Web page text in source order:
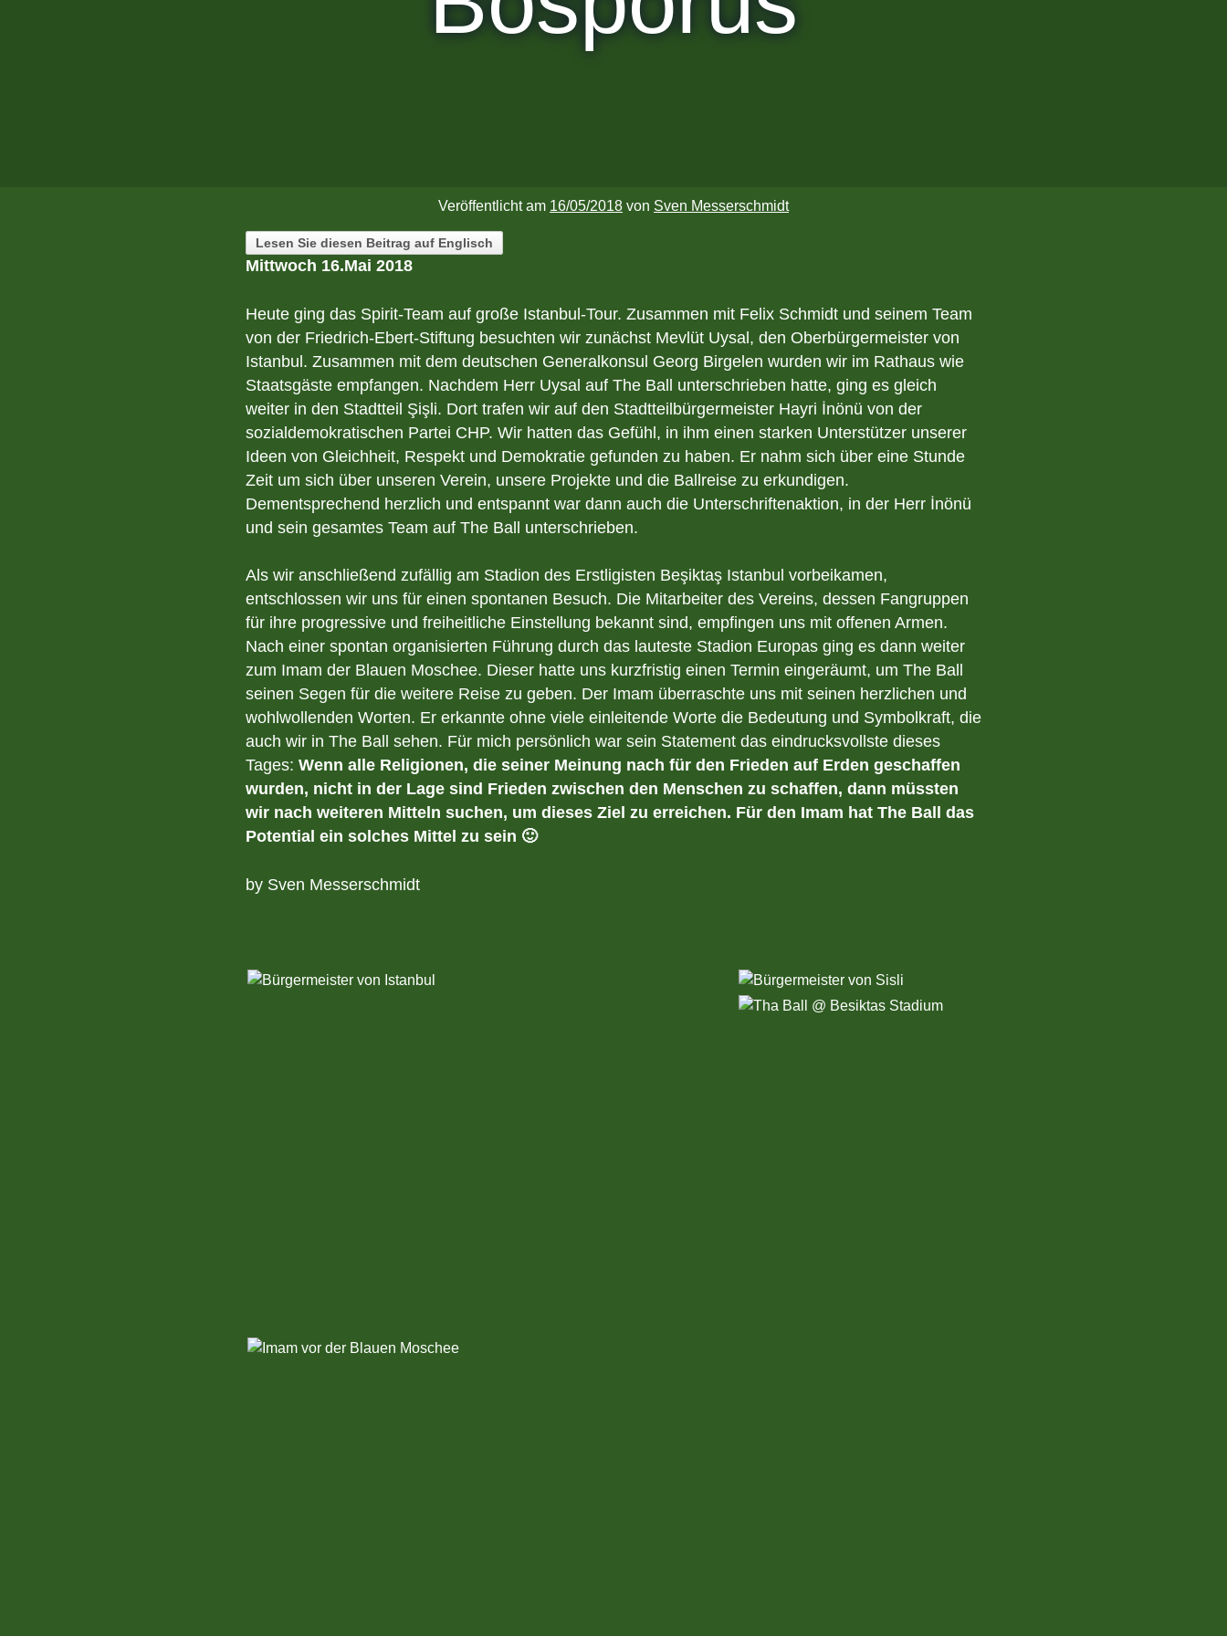
Veröffentlicht am 16/05/2018 von Sven Messerschmidt
Lesen Sie diesen Beitrag auf Englisch
Mittwoch 16.Mai 2018
Heute ging das Spirit-Team auf große Istanbul-Tour. Zusammen mit Felix Schmidt und seinem Team
von der Friedrich-Ebert-Stiftung besuchten wir zunächst Mevlüt Uysal, den Oberbürgermeister von
Istanbul. Zusammen mit dem deutschen Generalkonsul Georg Birgelen wurden wir im Rathaus wie
Staatsgäste empfangen. Nachdem Herr Uysal auf The Ball unterschrieben hatte, ging es gleich
weiter in den Stadtteil Şişli. Dort trafen wir auf den Stadtteilbürgermeister Hayri İnönü von der
sozialdemokratischen Partei CHP. Wir hatten das Gefühl, in ihm einen starken Unterstützer unserer
Ideen von Gleichheit, Respekt und Demokratie gefunden zu haben. Er nahm sich über eine Stunde
Zeit um sich über unseren Verein, unsere Projekte und die Ballreise zu erkundigen.
Dementsprechend herzlich und entspannt war dann auch die Unterschriftenaktion, in der Herr İnönü
und sein gesamtes Team auf The Ball unterschrieben.
Als wir anschließend zufällig am Stadion des Erstligisten Beşiktaş Istanbul vorbeikamen,
entschlossen wir uns für einen spontanen Besuch. Die Mitarbeiter des Vereins, dessen Fangruppen
für ihre progressive und freiheitliche Einstellung bekannt sind, empfingen uns mit offenen Armen.
Nach einer spontan organisierten Führung durch das lauteste Stadion Europas ging es dann weiter
zum Imam der Blauen Moschee. Dieser hatte uns kurzfristig einen Termin eingeräumt, um The Ball
seinen Segen für die weitere Reise zu geben. Der Imam überraschte uns mit seinen herzlichen und
wohlwollenden Worten. Er erkannte ohne viele einleitende Worte die Bedeutung und Symbolkraft, die
auch wir in The Ball sehen. Für mich persönlich war sein Statement das eindrucksvollste dieses
Tages: Wenn alle Religionen, die seiner Meinung nach für den Frieden auf Erden geschaffen
wurden, nicht in der Lage sind Frieden zwischen den Menschen zu schaffen, dann müssten
wir nach weiteren Mitteln suchen, um dieses Ziel zu erreichen. Für den Imam hat The Ball das
Potential ein solches Mittel zu sein 🙂
by Sven Messerschmidt